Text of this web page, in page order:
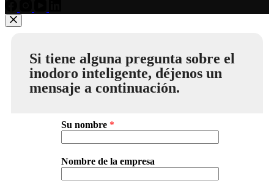
Si tiene alguna pregunta sobre el
inodoro inteligente, déjenos un
mensaje a continuación.
Su nombre *
Nombre de la empresa